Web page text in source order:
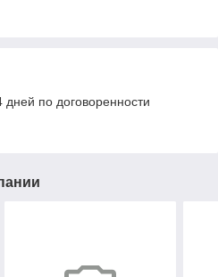
дней по договоренности